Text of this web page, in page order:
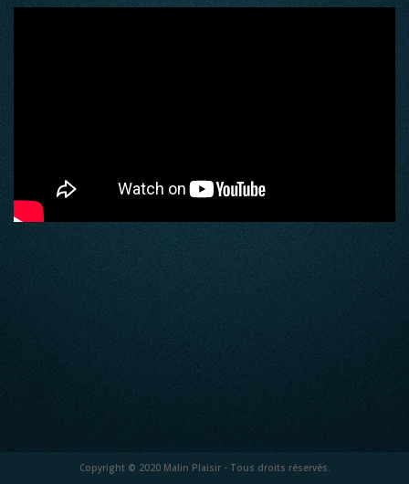
Copyright © 2020 Malin Plaisir - Tous droits réservés.